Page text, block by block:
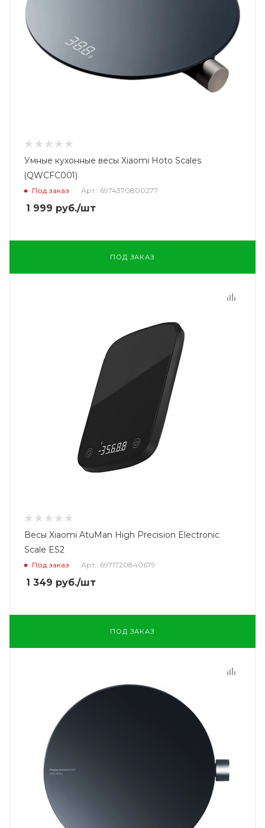
Умные кухонные весы Xiaomi Hoto Scales
(QWCFC001)
Под заказ Арт.: 6974370800277
1 999 руб./шт
ПОД ЗАКАЗ
Весы Xiaomi AtuMan High Precision Electronic
Scale ES2
Под заказ Арт.: 6971720840679
1 349 руб./шт
ПОД ЗАКАЗ